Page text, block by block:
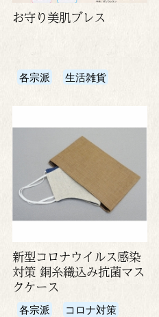
お守り美肌ブレス
各宗派 生活雑貨
新型コロナウイルス感染
対策 銅糸織込み抗菌マス
クケース
各宗派
コロナ対策